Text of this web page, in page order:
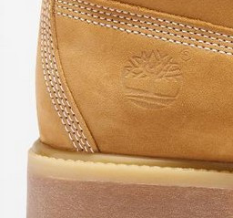
Timberland — это бренд, который
стиль и долговечность. Если вы
для себя, важно учитывать не
комфорт, функциональность и
расскажем, как выбрать
которые станут не только
гардероба, но и надежными
жизни.